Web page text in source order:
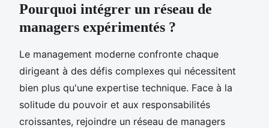
Pourquoi intégrer un réseau de
managers expérimentés ?
Le management moderne confronte chaque
dirigeant à des défis complexes qui nécessitent
bien plus qu'une expertise technique. Face à la
solitude du pouvoir et aux responsabilités
croissantes, rejoindre un réseau de managers